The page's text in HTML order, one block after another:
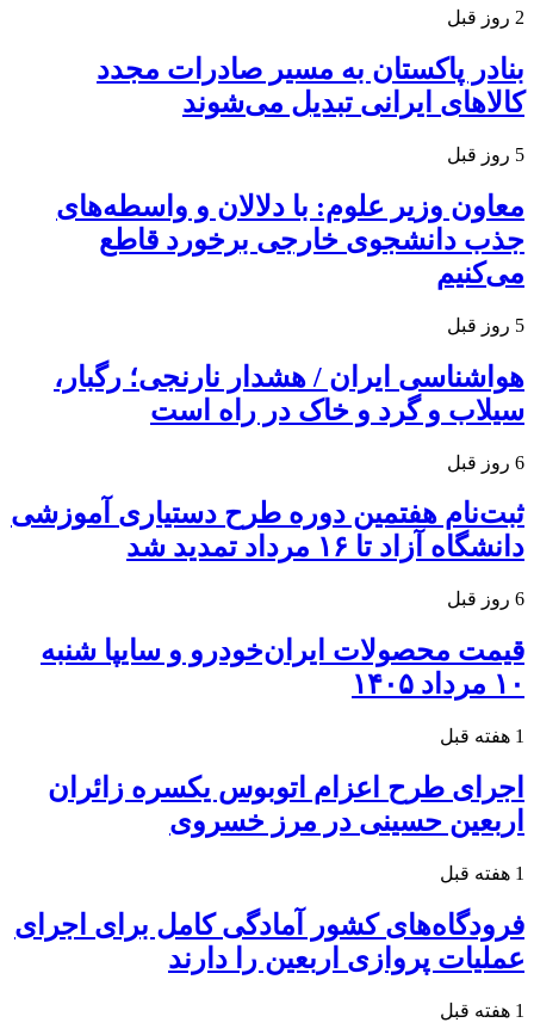
2 روز قبل
بنادر پاکستان به مسیر صادرات مجدد
کالاهای ایرانی تبدیل می‌شوند
5 روز قبل
معاون وزیر علوم: با دلالان و واسطه‌های
جذب دانشجوی خارجی برخورد قاطع
می‌کنیم
5 روز قبل
هواشناسی ایران / هشدار نارنجی؛ رگبار،
سیلاب و گرد و خاک در راه است
6 روز قبل
ثبت‌نام هفتمین دوره طرح دستیاری آموزشی
دانشگاه آزاد تا ۱۶ مرداد تمدید شد
6 روز قبل
قیمت محصولات ایران‌خودرو و سایپا شنبه
۱۰ مرداد ۱۴۰۵
1 هفته قبل
اجرای طرح اعزام اتوبوس یکسره زائران
اربعین حسینی در مرز خسروی
1 هفته قبل
فرودگاه‌های کشور آمادگی کامل برای اجرای
عملیات پروازی اربعین را دارند
1 هفته قبل